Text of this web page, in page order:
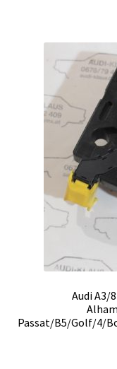
Audi A3/
Passat/B5/Golf/4/